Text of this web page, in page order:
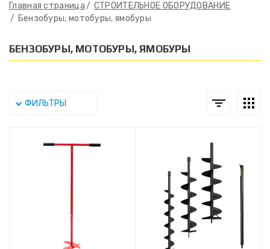
Главная страница
СТРОИТЕЛЬНОЕ ОБОРУДОВАНИЕ
Бензобуры, мотобуры, ямобуры
БЕНЗОБУРЫ, МОТОБУРЫ, ЯМОБУРЫ
ФИЛЬТРЫ